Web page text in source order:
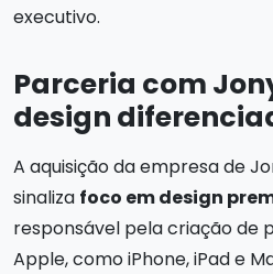
executivo.
Parceria com
design
A aquisição da empresa de
sinaliza foco em design
responsável pela criação de
Apple, como iPhone, iPad e